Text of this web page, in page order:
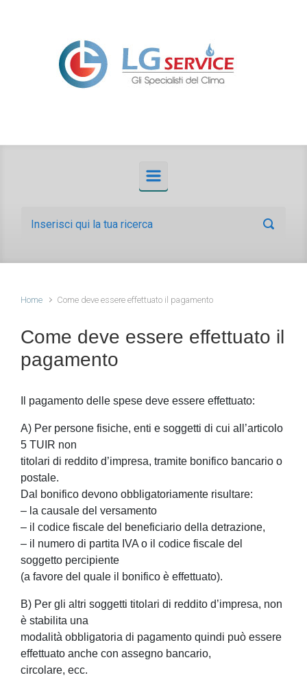
Home Come deve essere effettuato il pagamento
Come deve essere effettuato il
pagamento
Il pagamento delle spese deve essere effettuato:
A) Per persone fisiche, enti e soggetti di cui all’articolo
5 TUIR non
titolari di reddito d’impresa, tramite bonifico bancario o
postale.
Dal bonifico devono obbligatoriamente risultare:
– la causale del versamento
– il codice fiscale del beneficiario della detrazione,
– il numero di partita IVA o il codice fiscale del
soggetto percipiente
(a favore del quale il bonifico è effettuato).
B) Per gli altri soggetti titolari di reddito d’impresa, non
è stabilita una
modalità obbligatoria di pagamento quindi può essere
effettuato anche con assegno bancario,
circolare, ecc.